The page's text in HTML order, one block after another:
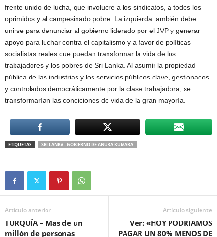
frente unido de lucha, que involucre a los sindicatos, a todos los
oprimidos y al campesinado pobre. La izquierda también debe
unirse para denunciar al gobierno liderado por el JVP y generar
apoyo para luchar contra el capitalismo y a favor de políticas
socialistas reales que puedan transformar la vida de los
trabajadores y los pobres de Sri Lanka. Al asumir la propiedad
pública de las industrias y los servicios públicos clave, gestionados
y controlados democráticamente por la clase trabajadora, se
transformarían las condiciones de vida de la gran mayoría.
ETIQUETAS SRI LANKA - GOBIERNO DE ANURA KUMARA
Artículo anterior
TURQUÍA – Más de un
millón de personas
Artículo siguiente
Ver: «HOY PODRIAMOS
PAGAR UN 80% MENOS DE